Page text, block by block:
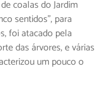
coalas do Jardim
sentidos”, para
foi atacado pela
das árvores, e várias
um pouco o